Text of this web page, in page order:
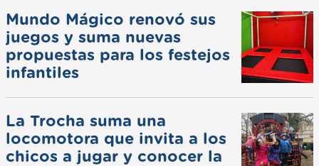
Mundo Mágico renovó sus
juegos y suma nuevas
propuestas para los festejos
infantiles
La Trocha suma una
locomotora que invita a los
chicos a jugar y conocer la